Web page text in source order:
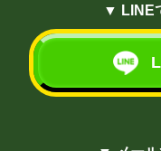
▼ LINE